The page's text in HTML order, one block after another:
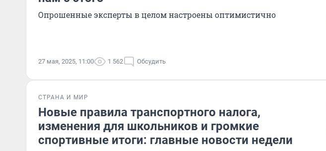
Опрошенные эксперты в целом настроены оптимистично
27 мая, 2025, 11:00 1 562 Обсудить
СТРАНА И МИР
Новые правила транспортного налога,
изменения для школьников и громкие
спортивные итоги: главные новости недели